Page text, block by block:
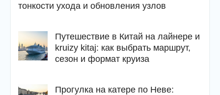
тонкости ухода и обновления узлов
Путешествие в Китай на лайнере и
kruizy kitaj: как выбрать маршрут,
сезон и формат круиза
Прогулка на катере по Неве: